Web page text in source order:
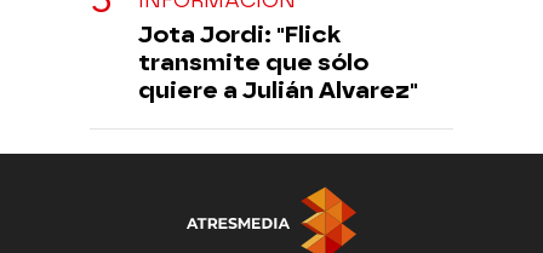
Jota Jordi: "Flick
transmite que sólo
quiere a Julián Alvarez"